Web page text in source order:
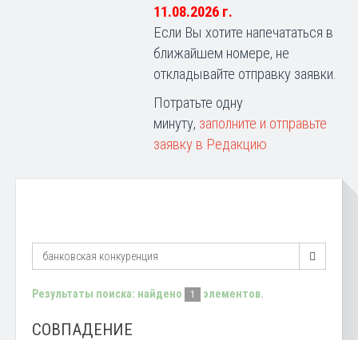
11.08.2026 г.
Если Вы хотите напечататься в
ближайшем номере, не
откладывайте отправку заявки.
Потратьте одну
минуту, заполните и отправьте
заявку в Редакцию
Результаты поиска: найдено 1 элементов.
СОВПАДЕНИЕ